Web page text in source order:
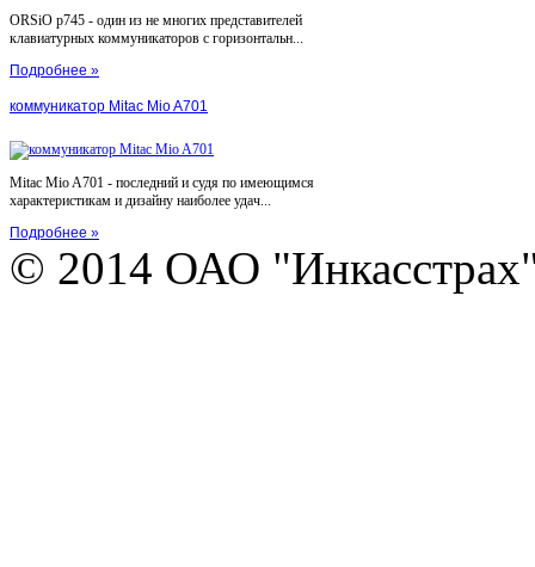
ORSiO p745 - один из не многих представителей
клавиатурных коммуникаторов с горизонтальн...
Подробнее »
коммуникатор Mitac Mio A701
Mitac Mio A701 - последний и судя по имеющимся
характеристикам и дизайну наиболее удач...
Подробнее »
© 2014 ОАО